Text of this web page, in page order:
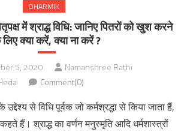
DHARMIK
में श्राद्ध विधि: जानिए पितरों को खुश करने
क्या करें, क्या ना करें ?
5, 2020
Namanshree Rathi
Comment(0)
से विधि पूर्वक जो कर्मश्रद्धा से किया जाता हैं,
हैं। श्राद्ध का वर्णन मनुस्मृति आदि धर्मशास्त्रों